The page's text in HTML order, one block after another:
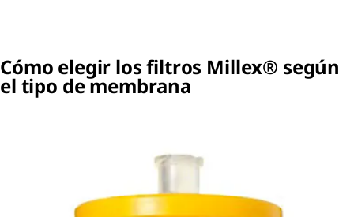
Cómo elegir los filtros Millex® según
el tipo de membrana